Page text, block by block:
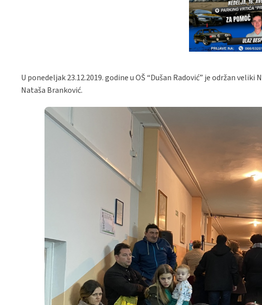
U ponedeljak 23.12.2019. godine u OŠ “Dušan Radović” je održan
Nataša Branković.